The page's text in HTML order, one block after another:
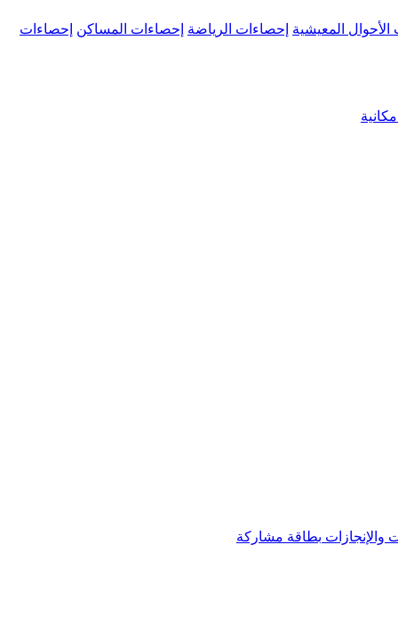
الأحوال المعيشية إحصاءات الرياضة إحصاءات المساكن إحصاءات
والإنجازات بطاقة مشاركة